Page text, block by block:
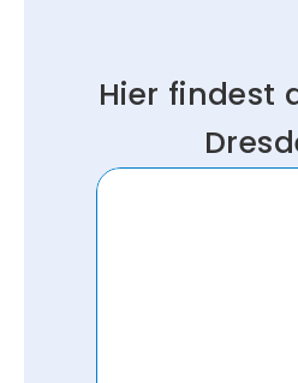
Hier findest